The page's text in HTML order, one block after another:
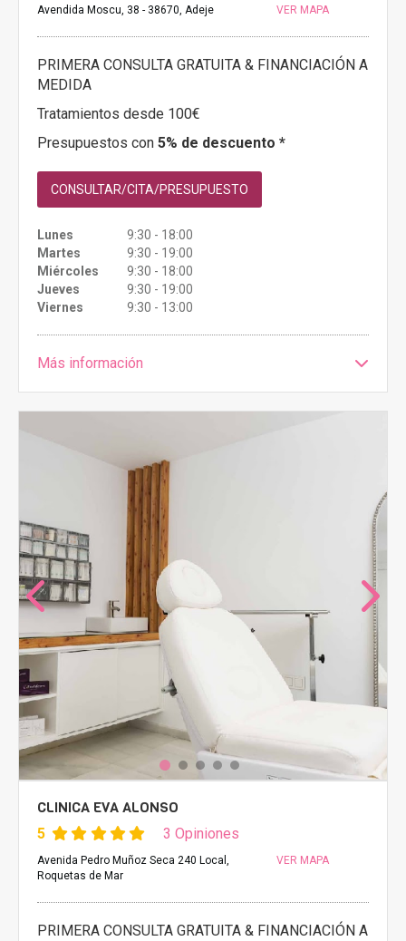
Avendida Moscu, 38 - 38670, Adeje VER MAPA
PRIMERA CONSULTA GRATUITA & FINANCIACIÓN A
MEDIDA
Tratamientos desde 100€
Presupuestos con 5% de descuento *
CONSULTAR/CITA/PRESUPUESTO
Lunes
9:30 - 18:00
Martes
9:30 - 19:00
Miércoles
9:30 - 18:00
Jueves
9:30 - 19:00
Viernes
9:30 - 13:00
Más información
CLINICA EVA ALONSO
5 3 Opiniones
Avenida Pedro Muñoz Seca 240 Local,
Roquetas de Mar
VER MAPA
PRIMERA CONSULTA GRATUITA & FINANCIACIÓN A